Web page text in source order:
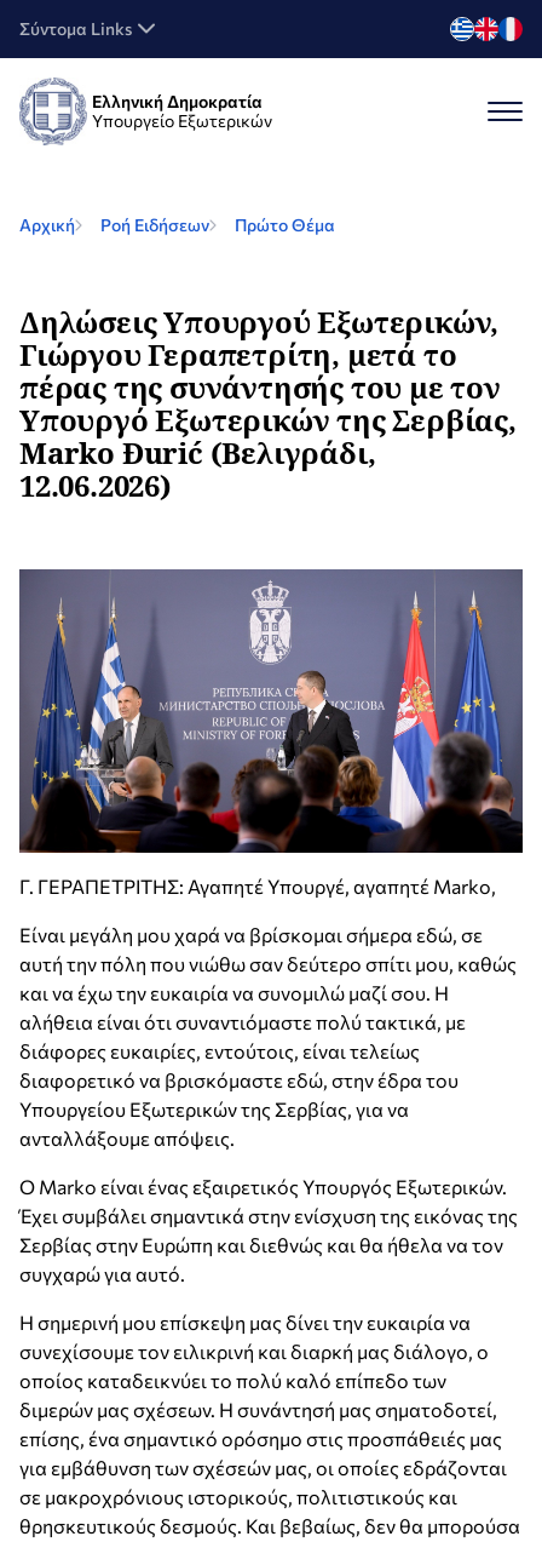
Σύντομα Links
Ελληνική Δημοκρατία
Υπουργείο Εξωτερικών
Αρχική Ροή Ειδήσεων Πρώτο Θέμα
Δηλώσεις Υπουργού Εξωτερικών,
Γιώργου Γεραπετρίτη, μετά το
πέρας της συνάντησής του με τον
Υπουργό Εξωτερικών της Σερβίας,
Marko Đurić (Βελιγράδι,
12.06.2026)
Γ. ΓΕΡΑΠΕΤΡΙΤΗΣ: Αγαπητέ Υπουργέ, αγαπητέ Marko,
Είναι μεγάλη μου χαρά να βρίσκομαι σήμερα εδώ, σε
αυτή την πόλη που νιώθω σαν δεύτερο σπίτι μου, καθώς
και να έχω την ευκαιρία να συνομιλώ μαζί σου. Η
αλήθεια είναι ότι συναντιόμαστε πολύ τακτικά, με
διάφορες ευκαιρίες, εντούτοις, είναι τελείως
διαφορετικό να βρισκόμαστε εδώ, στην έδρα του
Υπουργείου Εξωτερικών της Σερβίας, για να
ανταλλάξουμε απόψεις.
Ο Marko είναι ένας εξαιρετικός Υπουργός Εξωτερικών.
Έχει συμβάλει σημαντικά στην ενίσχυση της εικόνας της
Σερβίας στην Ευρώπη και διεθνώς και θα ήθελα να τον
συγχαρώ για αυτό.
Η σημερινή μου επίσκεψη μας δίνει την ευκαιρία να
συνεχίσουμε τον ειλικρινή και διαρκή μας διάλογο, ο
οποίος καταδεικνύει το πολύ καλό επίπεδο των
διμερών μας σχέσεων. Η συνάντησή μας σηματοδοτεί,
επίσης, ένα σημαντικό ορόσημο στις προσπάθειές μας
για εμβάθυνση των σχέσεών μας, οι οποίες εδράζονται
σε μακροχρόνιους ιστορικούς, πολιτιστικούς και
θρησκευτικούς δεσμούς. Και βεβαίως, δεν θα μπορούσα